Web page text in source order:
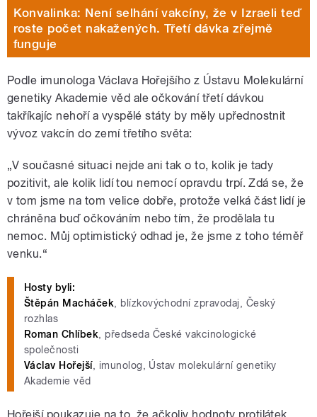
Konvalinka: Není selhání vakcíny, že v Izraeli teď
roste počet nakažených. Třetí dávka zřejmě
funguje
Podle imunologa Václava Hořejšího z Ústavu Molekulární
genetiky Akademie věd ale očkování třetí dávkou
takříkajíc nehoří a vyspělé státy by měly upřednostnit
vývoz vakcín do zemí třetího světa:
„V současné situaci nejde ani tak o to, kolik je tady
pozitivit, ale kolik lidí tou nemocí opravdu trpí. Zdá se, že
v tom jsme na tom velice dobře, protože velká část lidí je
chráněna buď očkováním nebo tím, že prodělala tu
nemoc. Můj optimistický odhad je, že jsme z toho téměř
venku.“
Hosty byli:
Štěpán Macháček, blízkovýchodní zpravodaj, Český
rozhlas
Roman Chlíbek, předseda České vakcinologické
společnosti
Václav Hořejší, imunolog, Ústav molekulární genetiky
Akademie věd